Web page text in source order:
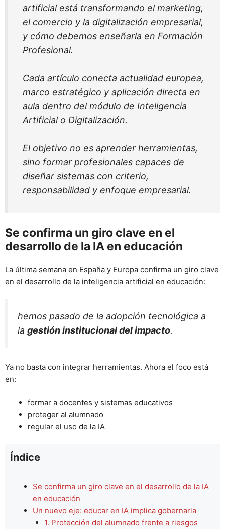
artificial está transformando el marketing,
el comercio y la digitalización empresarial,
y cómo debemos enseñarla en Formación
Profesional.
Cada artículo conecta actualidad europea,
marco estratégico y aplicación directa en
aula dentro del módulo de Inteligencia
Artificial o Digitalización.
El objetivo no es aprender herramientas,
sino formar profesionales capaces de
diseñar sistemas con criterio,
responsabilidad y enfoque empresarial.
Se confirma un giro clave en el
desarrollo de la IA en educación
La última semana en España y Europa confirma un giro clave
en el desarrollo de la inteligencia artificial en educación:
hemos pasado de la adopción tecnológica a
la gestión institucional del impacto.
Ya no basta con integrar herramientas. Ahora el foco está
en:
formar a docentes y sistemas educativos
proteger al alumnado
regular el uso de la IA
Índice
Se confirma un giro clave en el desarrollo de la IA
en educación
Un nuevo eje: educar en IA implica gobernarla
1. Protección del alumnado frente a riesgos